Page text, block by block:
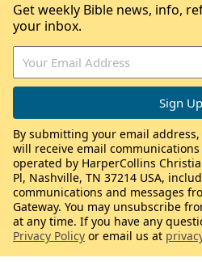
Get weekly Bible news, info,
your inbox.
By submitting your email
will receive email communications
operated by HarperCollins
Pl, Nashville, TN 37214 USA,
communications and messages
Gateway. You may unsubscribe
at any time. If you have any
Privacy Policy or email us at